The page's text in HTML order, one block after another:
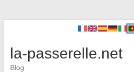
la-passerelle.net
Blog